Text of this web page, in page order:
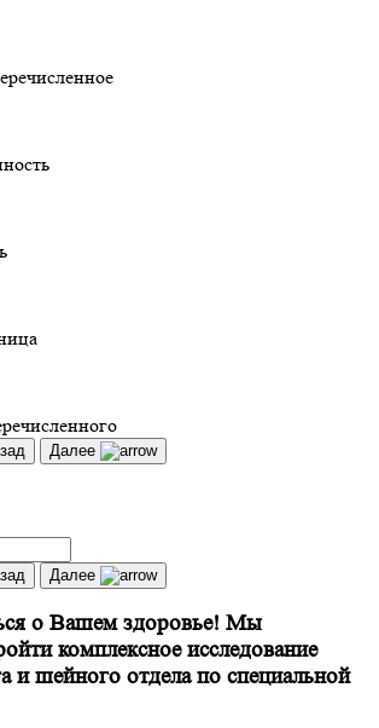
Далее
Далее
о Вашем здоровье! Мы
комплексное исследование
и шейного отдела по специальной